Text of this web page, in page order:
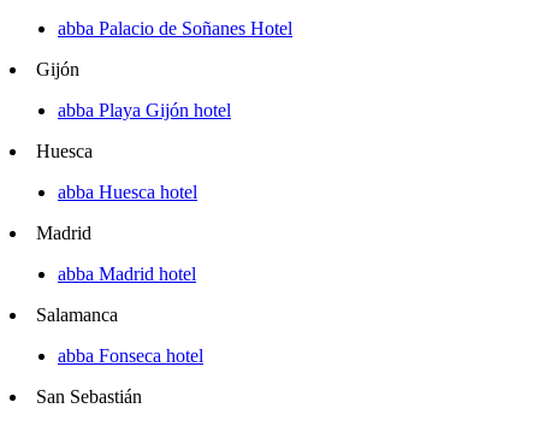
abba Palacio de Soñanes Hotel
Gijón
abba Playa Gijón hotel
Huesca
abba Huesca hotel
Madrid
abba Madrid hotel
Salamanca
abba Fonseca hotel
San Sebastián